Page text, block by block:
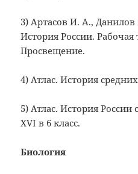
3) Артасов И. А.,
История России. Рабочая
Просвещение.
4) Атлас. История
5) Атлас. История
XVI в 6 класс.
Биология